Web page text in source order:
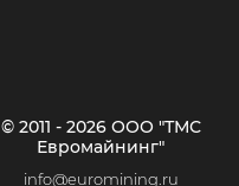
© 2011 - 2026 ООО "ТМС
Евромайнинг"
info@euromining.ru